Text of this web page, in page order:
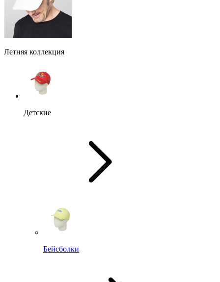
Летняя коллекция
Детские
Бейсболки